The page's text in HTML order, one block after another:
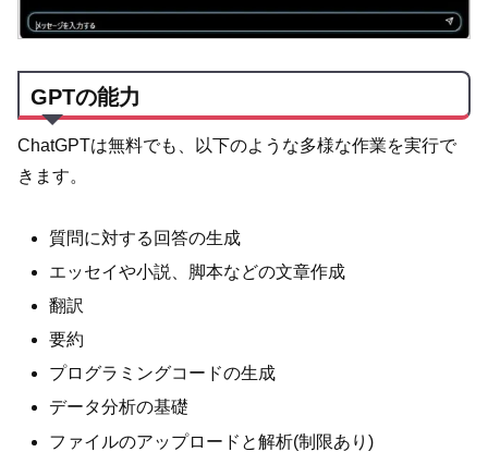
GPTの能力
ChatGPTは無料でも、以下のような多様な作業を実行で
きます。
質問に対する回答の生成
エッセイや小説、脚本などの文章作成
翻訳
要約
プログラミングコードの生成
データ分析の基礎
ファイルのアップロードと解析(制限あり)